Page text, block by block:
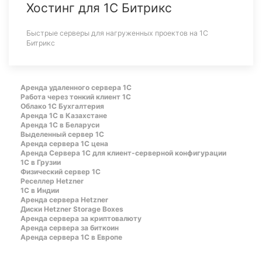
Хостинг для 1С Битрикс
Быстрые серверы для нагруженных проектов на 1С
Битрикс
Аренда удаленного сервера 1С
Работа через тонкий клиент 1С
Облако 1С Бухгалтерия
Аренда 1С в Казахстане
Аренда 1С в Беларуси
Выделенный сервер 1С
Аренда сервера 1С цена
Aренда Сервера 1С для клиент-серверной конфигурации
1С в Грузии
Физический сервер 1С
Реселлер Hetzner
1С в Индии
Аренда сервера Hetzner
Диски Hetzner Storage Boxes
Аренда сервера за криптовалюту
Аренда сервера за биткоин
Аренда сервера 1С в Европе